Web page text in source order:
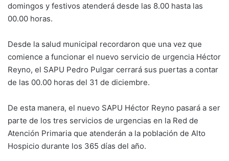
domingos y festivos atenderá desde las 8.00 hasta las
00.00 horas.
Desde la salud municipal recordaron que una vez que
comience a funcionar el nuevo servicio de urgencia Héctor
Reyno, el SAPU Pedro Pulgar cerrará sus puertas a contar
de las 00.00 horas del 31 de diciembre.
De esta manera, el nuevo SAPU Héctor Reyno pasará a ser
parte de los tres servicios de urgencias en la Red de
Atención Primaria que atenderán a la población de Alto
Hospicio durante los 365 días del año.